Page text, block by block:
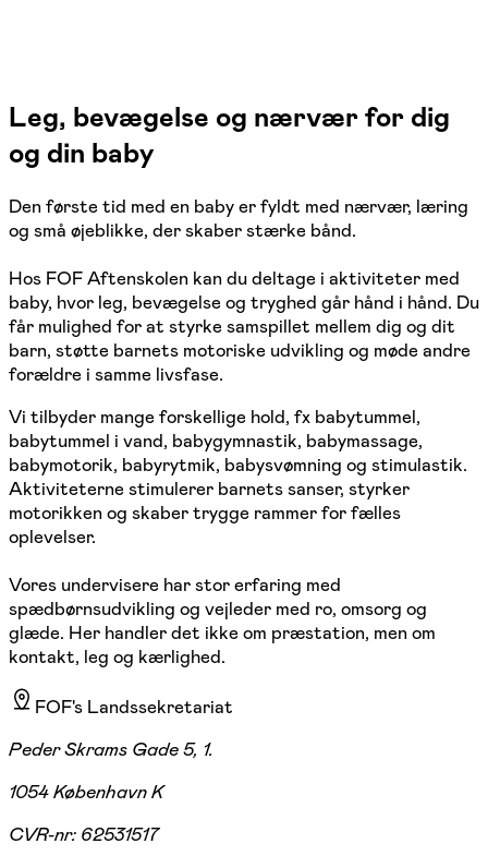
Leg, bevægelse og nærvær for dig
og din baby
Den første tid med en baby er fyldt med nærvær, læring
og små øjeblikke, der skaber stærke bånd.
Hos FOF Aftenskolen kan du deltage i aktiviteter med
baby, hvor leg, bevægelse og tryghed går hånd i hånd. Du
får mulighed for at styrke samspillet mellem dig og dit
barn, støtte barnets motoriske udvikling og møde andre
forældre i samme livsfase.
Vi tilbyder mange forskellige hold, fx babytummel,
babytummel i vand, babygymnastik, babymassage,
babymotorik, babyrytmik, babysvømning og stimulastik.
Aktiviteterne stimulerer barnets sanser, styrker
motorikken og skaber trygge rammer for fælles
oplevelser.
Vores undervisere har stor erfaring med
spædbørnsudvikling og vejleder med ro, omsorg og
glæde. Her handler det ikke om præstation, men om
kontakt, leg og kærlighed.
FOF's Landssekretariat
Peder Skrams Gade 5, 1.
1054 København K
CVR-nr: 62531517